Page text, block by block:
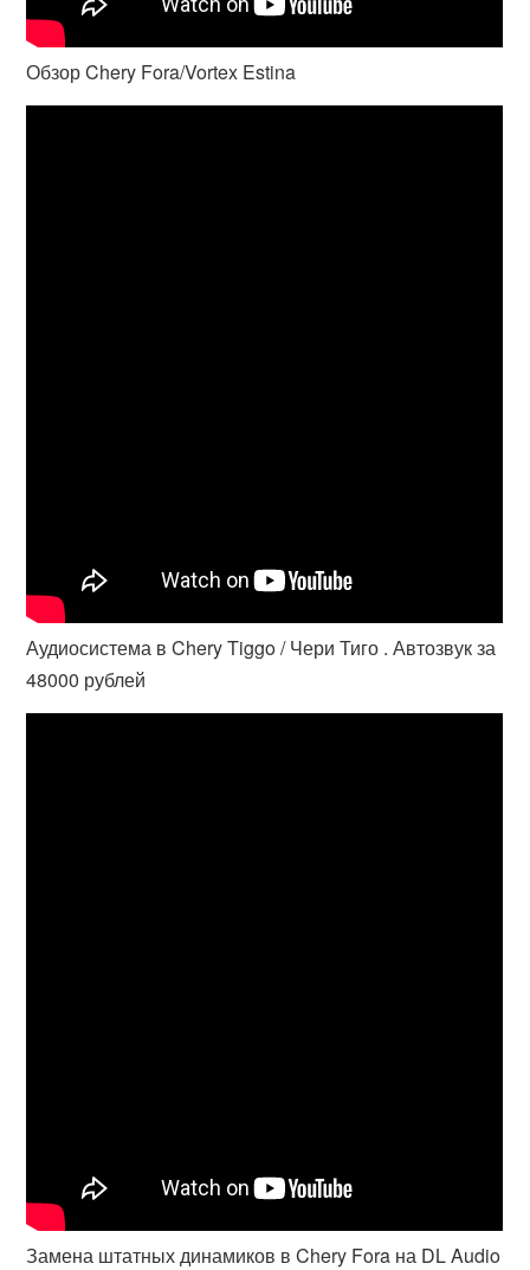
Обзор Chery Fora/Vortex Estina
Аудиосистема в Chery Tiggo / Чери Тиго . Автозвук за
48000 рублей
Замена штатных динамиков в Chery Fora на DL Audio